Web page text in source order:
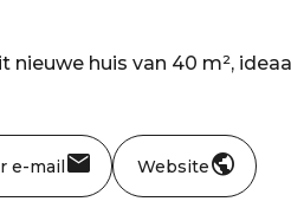
huis van 40 m²,
e-mail Website